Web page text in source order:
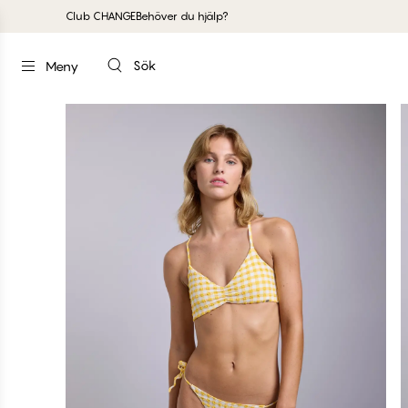
Club CHANGEBehöver du hjälp?
Meny Sök